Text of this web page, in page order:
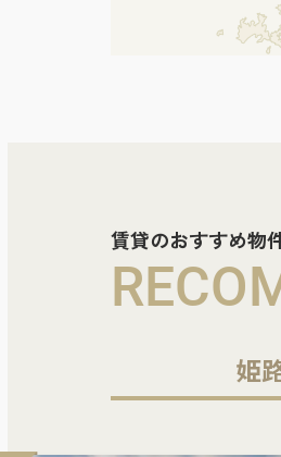
賃貸のおすすめ物
姫